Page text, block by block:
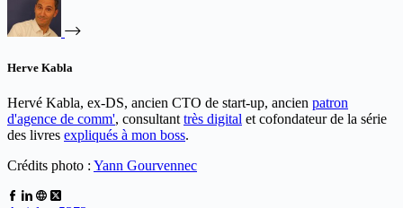
Herve Kabla
Hervé Kabla, ex-DS, ancien CTO de start-up, ancien patron
d'agence de comm', consultant très digital et cofondateur de la série
des livres expliqués à mon boss.
Crédits photo : Yann Gourvennec